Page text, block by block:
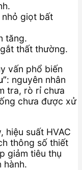
nhỏ giọt bất
tăng.
thất thường.
vấn phổ biến
: nguyên nhân
tra, rò rỉ chưa
chưa được xử
hiệu suất HVAC
thông số thiết
giảm tiêu thụ
hành.